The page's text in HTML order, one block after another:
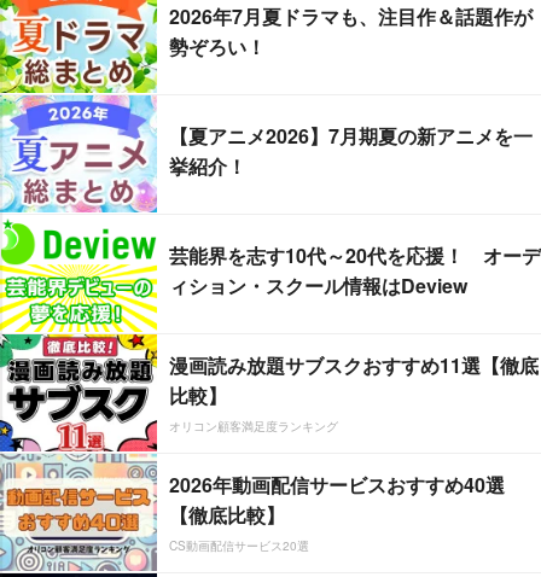
2026年7月夏ドラマも、注目作＆話題作が
勢ぞろい！
【夏アニメ2026】7月期夏の新アニメを一
挙紹介！
芸能界を志す10代～20代を応援！ オーデ
ィション・スクール情報はDeview
漫画読み放題サブスクおすすめ11選【徹底
比較】
オリコン顧客満足度ランキング
2026年動画配信サービスおすすめ40選
【徹底比較】
CS動画配信サービス20選